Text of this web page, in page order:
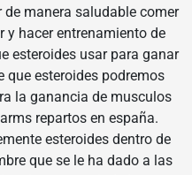
manera saludable comer
y hacer entrenamiento de
esteroides usar para ganar
que esteroides podremos
la ganancia de musculos
repartos en españa.
esteroides dentro de
que se le ha dado a las